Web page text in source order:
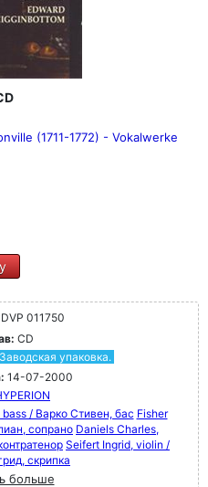
(1711-1772) - Vokalwerke
011750
CD
упаковка.
14-07-2000
/ Варко Стивен, бас Fisher
сопрано Daniels Charles,
Seifert Ingrid, violin /
скрипка
больше